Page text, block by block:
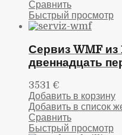
Сравнить
Быстрый просмотр
Сервиз WMF из
двеннадцать
3531 €
Добавить в корзину
Добавить в список
Сравнить
Быстрый просмотр